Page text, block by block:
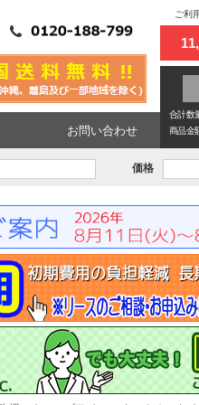
ご利
合計数
商品金
お問い合わせ
価格